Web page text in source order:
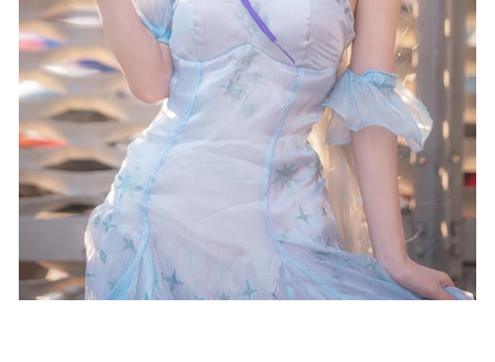
迷之呆梨(发条少女) – 2025年07月fantia会员订阅合集(13
套） [141P-476MB] 2025-09-25